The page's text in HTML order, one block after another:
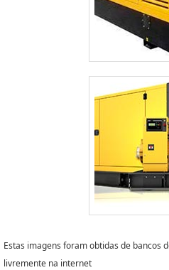
Estas imagens foram obtidas de bancos
livremente na internet